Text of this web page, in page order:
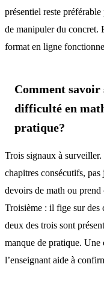
présentiel reste
de manipuler du concret.
format en ligne
Comment savoir
difficulté en
pratique?
Trois signaux à surveiller.
chapitres consécutifs,
devoirs de math ou prend
Troisième : il fige sur des
deux des trois sont
manque de pratique.
l’enseignant aide à